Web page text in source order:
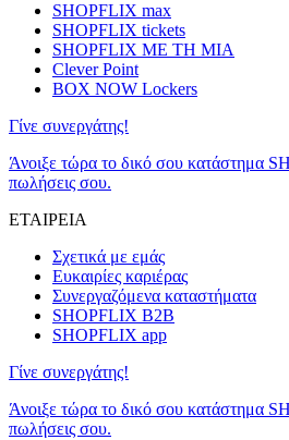
SHOPFLIX max
SHOPFLIX tickets
SHOPFLIX ΜΕ ΤΗ ΜΙΑ
Clever Point
BOX NOW Lockers
Γίνε συνεργάτης!
Άνοιξε τώρα το δικό σου κατάστημα
πωλήσεις σου.
ΕΤΑΙΡΕΙΑ
Σχετικά με εμάς
Ευκαιρίες καριέρας
Συνεργαζόμενα καταστήματα
SHOPFLIX B2B
SHOPFLIX app
Γίνε συνεργάτης!
Άνοιξε τώρα το δικό σου κατάστημα
πωλήσεις σου.